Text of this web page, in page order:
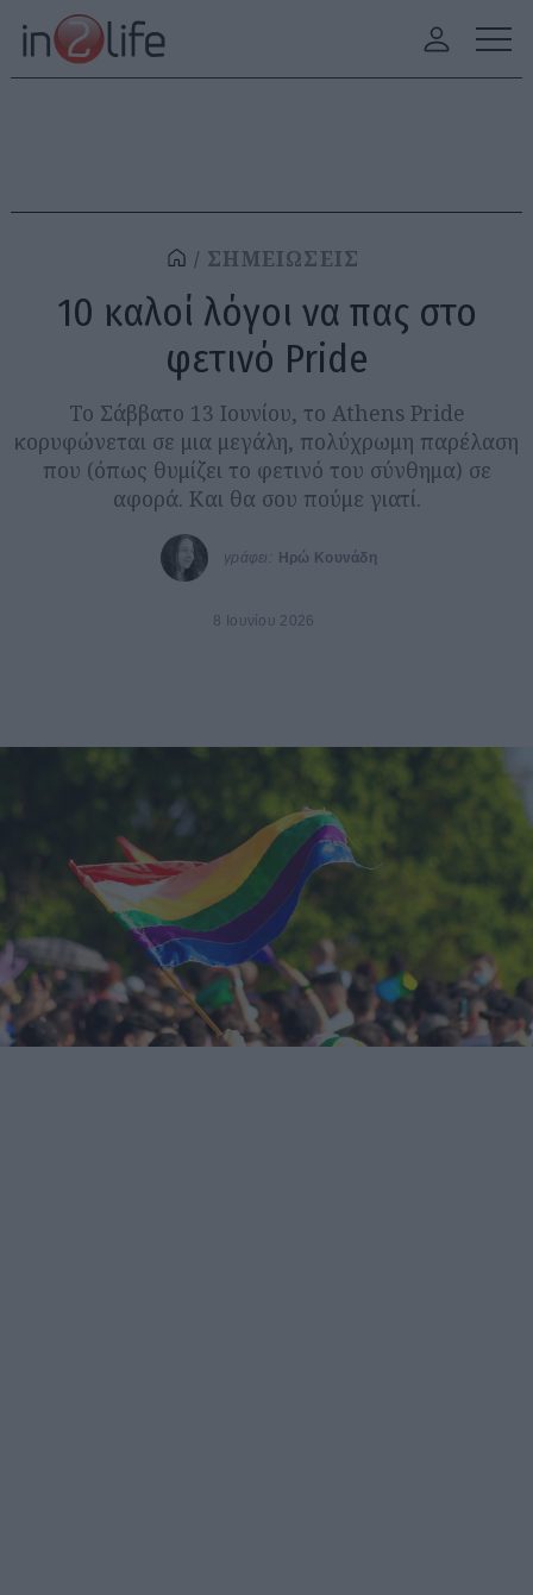
ΣΗΜΕΙΩΣΕΙΣ
10 καλοί λόγοι να πας στο
φετινό Pride
Το Σάββατο 13 Ιουνίου, το Athens Pride
κορυφώνεται σε μια μεγάλη, πολύχρωμη παρέλαση
που (όπως θυμίζει το φετινό του σύνθημα) σε
αφορά. Και θα σου πούμε γιατί.
γράφει: Ηρώ Κουνάδη
8 Ιουνίου 2026